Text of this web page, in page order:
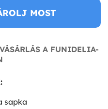
MOST
A FUNIDELIA-
sapka